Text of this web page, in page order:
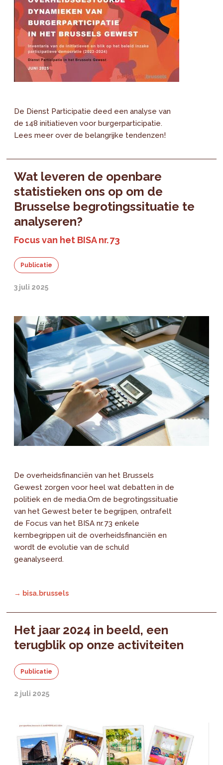
De Dienst Participatie deed een analyse van
de 148 initiatieven voor burgerparticipatie.
Lees meer over de belangrijke tendenzen!
Wat leveren de openbare
statistieken ons op om de
Brusselse begrotingssituatie te
analyseren?
Focus van het BISA nr. 73
Publicatie
3 juli 2025
De overheidsfinanciën van het Brussels
Gewest zorgen voor heel wat debatten in de
politiek en de media.Om de begrotingssituatie
van het Gewest beter te begrijpen, ontrafelt
de Focus van het BISA nr. 73 enkele
kernbegrippen uit de overheidsfinanciën en
wordt de evolutie van de schuld
geanalyseerd.
→ bisa.brussels
Het jaar 2024 in beeld, een
terugblik op onze activiteiten
Publicatie
2 juli 2025